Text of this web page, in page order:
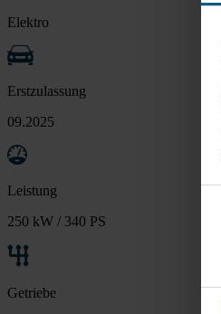
Elektro
Erstzulassung
09.2025
Leistung
250 kW / 340 PS
Getriebe